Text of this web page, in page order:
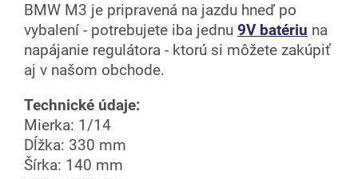
BMW M3 je pripravená na jazdu hneď po
vybalení - potrebujete iba jednu 9V batériu na
napájanie regulátora - ktorú si môžete zakúpiť
aj v našom obchode.
Technické údaje:
Mierka: 1/14
Dĺžka: 330 mm
Šírka: 140 mm